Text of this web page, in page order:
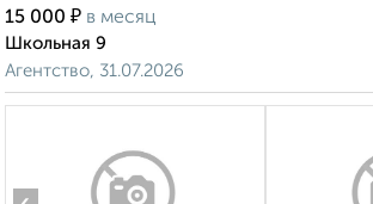
15 000 ₽ в месяц
Школьная 9
Агентство, 31.07.2026